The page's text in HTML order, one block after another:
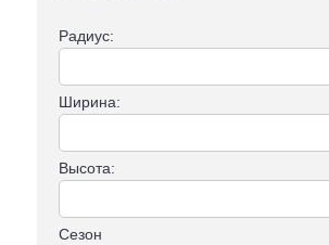
Радиус:
Ширина:
Высота:
Сезон